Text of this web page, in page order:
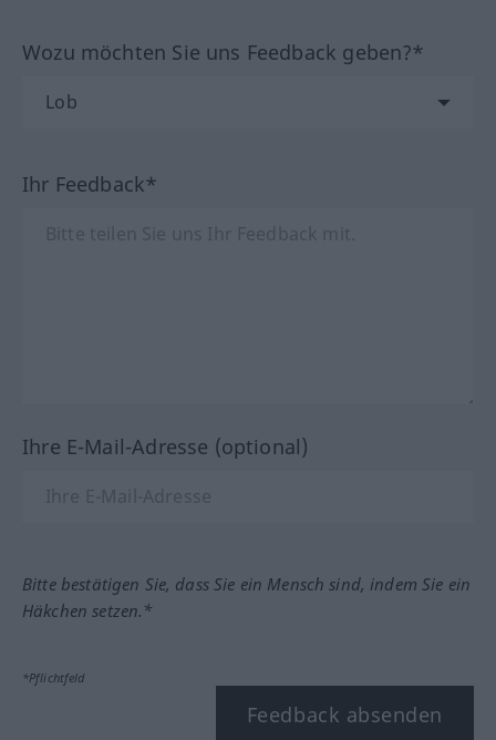
Wozu möchten Sie uns Feedback geben?*
Ihr Feedback*
Ihre E-Mail-Adresse (optional)
Bitte bestätigen Sie, dass Sie ein Mensch sind, indem Sie ein
Häkchen setzen.*
*Pflichtfeld
Feedback absenden